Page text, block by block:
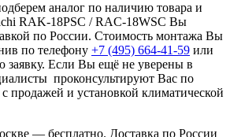
аналог по наличию товара и
RAK-18PSC / RAC-18WSC Вы
по России. Стоимость монтажа Вы
по телефону +7 (495) 664-41-59 или
заявку. Если Вы ещё не уверены в
проконсультируют Вас по
продажей и установкой климатической
— бесплатно. Доставка по России